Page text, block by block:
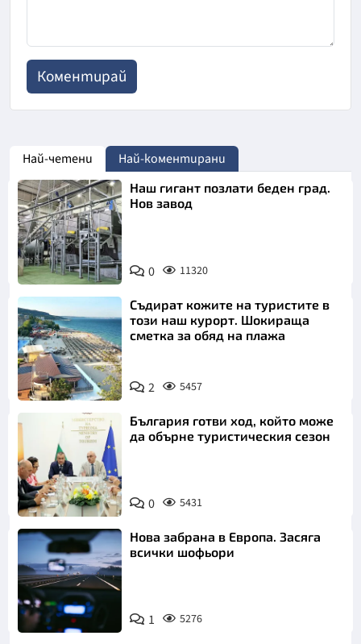
Най-четени Най-коментирани
Наш гигант позлати беден град.
Нов завод
0 11320
Съдират кожите на туристите в
този наш курорт. Шокираща
сметка за обяд на плажа
2 5457
България готви ход, който може
да обърне туристическия сезон
0 5431
Нова забрана в Европа. Засяга
всички шофьори
1 5276